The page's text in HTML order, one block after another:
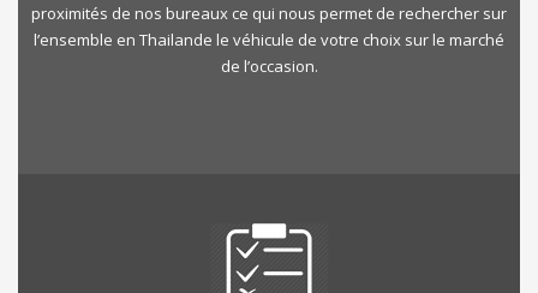
proximités de nos bureaux ce qui nous permet de rechercher sur
l’ensemble en Thailande le véhicule de votre choix sur le marché
de l’occasion.